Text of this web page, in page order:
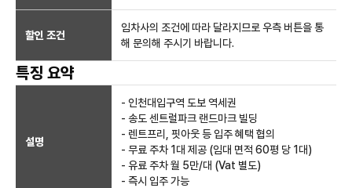
할인 조건
임차사의 조건에 따라 달라지므로 우측 버튼을 통
해 문의해 주시기 바랍니다.
특징 요약
설명
- 인천대입구역 도보 역세권
- 송도 센트럴파크 랜드마크 빌딩
- 렌트프리, 핏아웃 등 입주 혜택 협의
- 무료 주차 1대 제공 (임대 면적 60평 당 1대)
- 유료 주차 월 5만/대 (Vat 별도)
- 즉시 입주 가능